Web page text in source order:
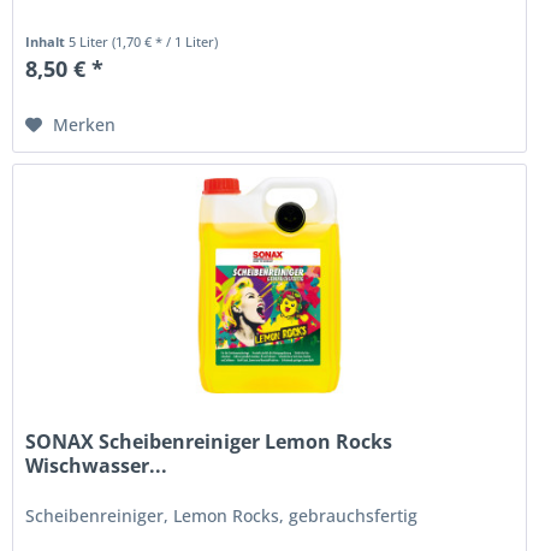
Inhalt5 Liter(1,70 € * / 1 Liter)
8,50 € *
Merken
SONAX Scheibenreiniger Lemon Rocks
Wischwasser...
Scheibenreiniger, Lemon Rocks, gebrauchsfertig